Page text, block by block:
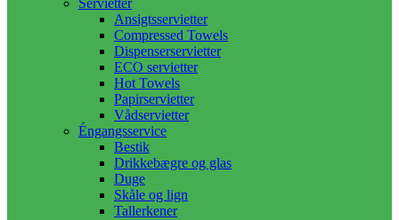
Servietter
Ansigtsservietter
Compressed Towels
Dispenserservietter
ECO servietter
Hot Towels
Papirservietter
Vådservietter
Éngangsservice
Bestik
Drikkebægre og glas
Duge
Skåle og lign
Tallerkener